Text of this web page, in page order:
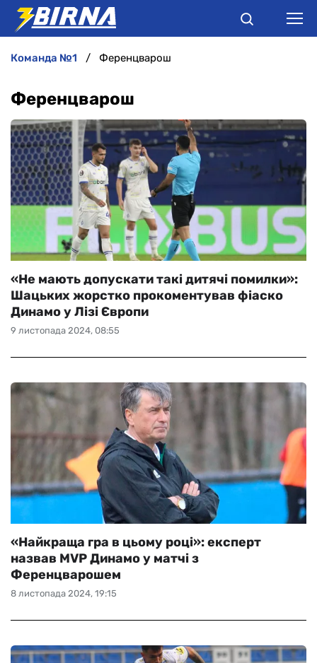
АНАЛІТИКА
ІНТЕРВ'Ю
РІЗНЕ
БУКМЕКЕРИ
команда №1 Ференцварош
Ференцварош
9 листопада 2024, 08:55
«Не мають допускати такі дитячі помилки»:
Шацьких жорстко прокоментував фіаско
Динамо у Лізі Європи
8 листопада 2024, 19:15
«Найкраща гра в цьому році»: експерт
назвав MVP Динамо у матчі з
Ференцварошем